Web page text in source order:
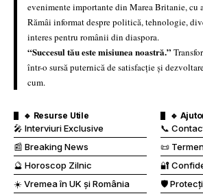
evenimente importante din Marea Britanie, cu
Rămâi informat despre politică, tehnologie,
interes pentru românii din diaspora.
“Succesul tău este misiunea noastră.”
într-o sursă puternică de satisfacție și
cum.
🔹 Resurse Utile
🎤 Interviuri Exclusive
📰 Breaking News
🔮 Horoscop Zilnic
☀️ Vremea în UK și România
🔹
📞
📜
🔐
🛡️